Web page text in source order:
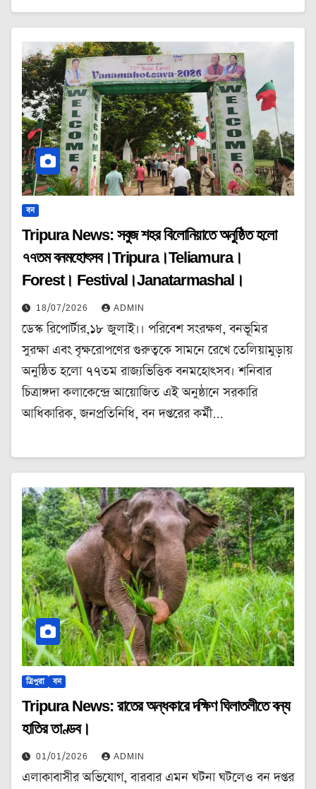
বন
Tripura News: সবুজ শহর বিলোনিয়াতে অনুষ্ঠিত হলো
৭৭তম বনমহোৎসব।Tripura।Teliamura।
Forest। Festival।Janatarmashal।
18/07/2026 ADMIN
ডেস্ক রিপোর্টার,১৮ জুলাই।। পরিবেশ সংরক্ষণ, বনভূমির
সুরক্ষা এবং বৃক্ষরোপণের গুরুত্বকে সামনে রেখে তেলিয়ামুড়ায়
অনুষ্ঠিত হলো ৭৭তম রাজ্যভিত্তিক বনমহোৎসব। শনিবার
চিত্রাঙ্গদা কলাকেন্দ্রে আয়োজিত এই অনুষ্ঠানে সরকারি
আধিকারিক, জনপ্রতিনিধি, বন দপ্তরের কর্মী…
ত্রিপুরা বন
Tripura News: রাতের অন্ধকারে দক্ষিণ ঘিলাতলীতে বন্য
হাতির তাণ্ডব।
01/01/2026 ADMIN
এলাকাবাসীর অভিযোগ, বারবার এমন ঘটনা ঘটলেও বন দপ্তর